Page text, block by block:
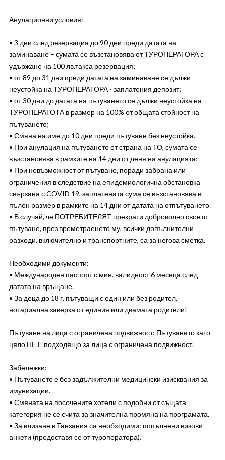
Анулационни условия:
• 3 дни след резервация до 90 дни преди датата на
заминаване – сумата се възстановява от ТУРОПЕРАТОРА с
удържане на 100 лв.такса резервация;
• от 89 до 31 дни преди датата на заминаване се дължи
неустойка на ТУРОПЕРАТОРА - заплатения депозит;
• от 30 дни до датата на пътуването се дължи неустойка на
ТУРОПЕРАТОТА в размер на 100% от общата стойност на
пътуването;
• Смяна на име до 10 дни преди пътуване без неустойка.
• При анулация на пътуването от страна на ТО, сумата се
възстановява в рамките на 14 дни от деня на анулацията;
• При невъзможност от пътуване, поради забрана или
ограничения в следствие на епидемиологична обстановка
свързана с COVID 19, заплатената сума се възстановява в
пълен размер в рамките на 14 дни от датата на отпътуването.
• В случай, че ПОТРЕБИТЕЛЯТ прекрати доброволно своето
пътуване, през времетраенето му, всички допълнителни
разходи, включително и транспортните, са за негова сметка.
Необходими документи:
• Международен паспорт с мин. валидност 6 месеца след
датата на връщане.
• За деца до 18 г. пътуващи с един или без родител,
нотариална заверка от единия или двамата родители!
Пътуване на лица с ограничена подвижност: Пътуването като
цяло НЕ Е подходящо за лица с ограничена подвижност.
Забележки:
• Пътуването е без задължителни медицински изисквания за
имунизации.
• Смяната на посочените хотели с подобни от същата
категория не се счита за значителна промяна на програмата.
• За влизане в Танзания са необходими: попълнени визови
анкети (предоставя се от туроператора).